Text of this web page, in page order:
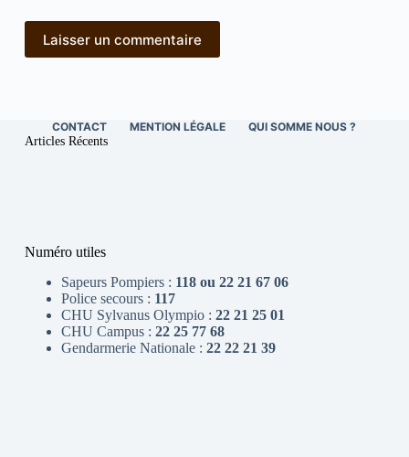
Laisser un commentaire
CONTACT MENTION LÉGALE QUI SOMME NOUS ?
Articles Récents
Numéro utiles
Sapeurs Pompiers : 118 ou 22 21 67 06
Police secours : 117
CHU Sylvanus Olympio : 22 21 25 01
CHU Campus : 22 25 77 68
Gendarmerie Nationale : 22 22 21 39